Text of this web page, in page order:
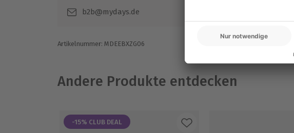
b2b@mydays.de
Artikelnummer: MDEEBXZG06
Andere Produkte entdecken
-15% CLUB DEAL